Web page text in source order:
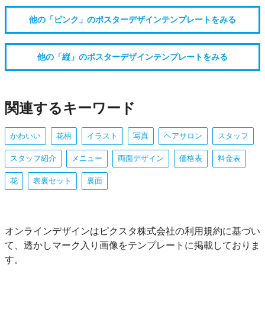
他の「ピンク」のポスターデザインテンプレートをみる
他の「縦」のポスターデザインテンプレートをみる
関連するキーワード
かわいい 花柄 イラスト 写真 ヘアサロン スタッフ
スタッフ紹介 メニュー 両面デザイン 価格表 料金表
花 表裏セット 裏面
オンラインデザインはピクスタ株式会社の利用規約に基づい
て、透かしマーク入り画像をテンプレートに掲載しておりま
す。